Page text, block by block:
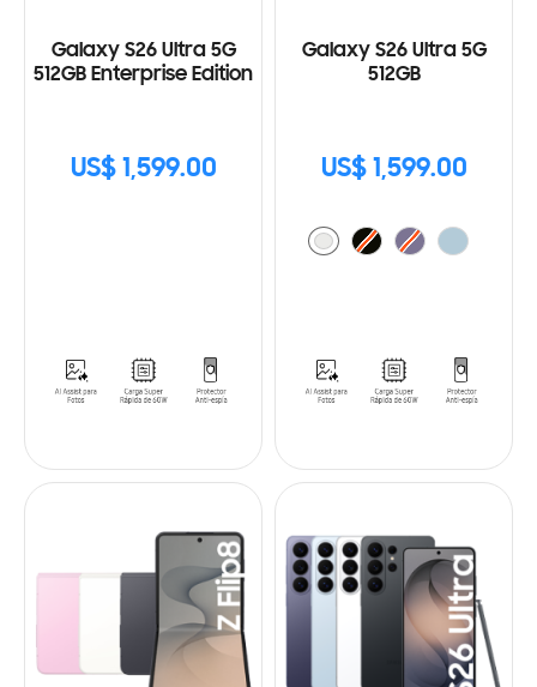
Galaxy S26 Ultra 5G
512GB Enterprise Edition
US$ 1,599.00
Galaxy S26 Ultra 5G
512GB
US$ 1,599.00